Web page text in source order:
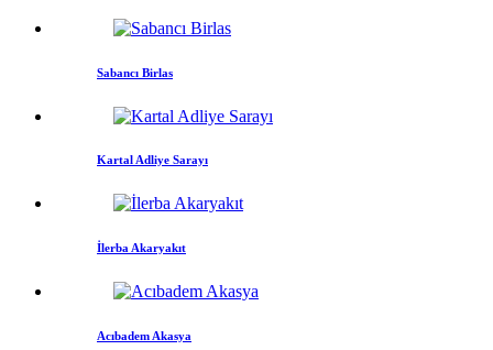
Sabancı Birlas
Kartal Adliye Sarayı
İlerba Akaryakıt
Acıbadem Akasya